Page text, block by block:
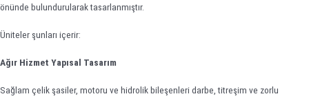
önünde bulundurularak tasarlanmıştır.
Üniteler şunları içerir:
Ağır Hizmet Yapısal Tasarım
Sağlam çelik şasiler, motoru ve hidrolik bileşenleri darbe, titreşim ve zorlu